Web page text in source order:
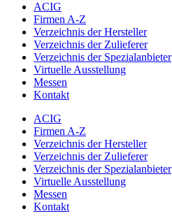
ACIG
Firmen A-Z
Verzeichnis der Hersteller
Verzeichnis der Zulieferer
Verzeichnis der Spezialanbieter
Virtuelle Ausstellung
Messen
Kontakt
ACIG
Firmen A-Z
Verzeichnis der Hersteller
Verzeichnis der Zulieferer
Verzeichnis der Spezialanbieter
Virtuelle Ausstellung
Messen
Kontakt